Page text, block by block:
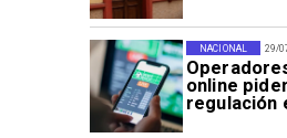
29/
online
regulación
NACIONAL